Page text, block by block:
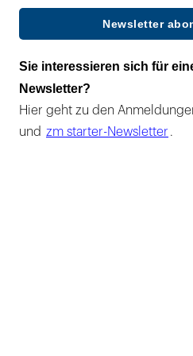
Newsletter
Sie interessieren sich für
Newsletter?
Hier geht zu den
und zm starter-Newsletter .